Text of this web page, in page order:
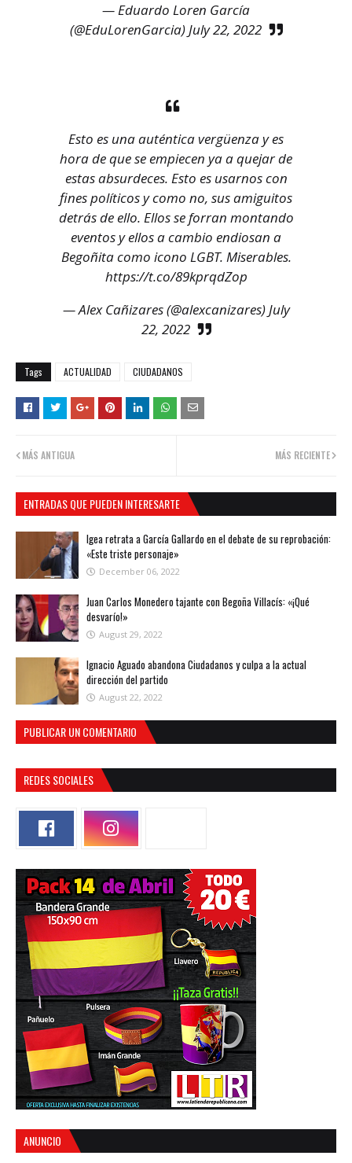
— Eduardo Loren García
(@EduLorenGarcia)July 22, 2022
Esto es una auténtica vergüenza y es
hora de que se empiecen ya a quejar de
estas absurdeces. Esto es usarnos con
fines políticos y como no, sus amiguitos
detrás de ello. Ellos se forran montando
eventos y ellos a cambio endiosan a
Begoñita como icono LGBT. Miserables.
https://t.co/89kprqdZop
— Alex Cañizares (@alexcanizares)July
22, 2022
Tags ACTUALIDAD CIUDADANOS
MÁS RECIENTE
MÁS ANTIGUA
ENTRADAS QUE PUEDEN INTERESARTE
Igea retrata a García Gallardo en el debate de su reprobación:
«Este triste personaje»
December 06, 2022
Juan Carlos Monedero tajante con Begoña Villacís: «¡Qué
desvarío!»
August 29, 2022
Ignacio Aguado abandona Ciudadanos y culpa a la actual
dirección del partido
August 22, 2022
PUBLICAR UN COMENTARIO
REDES SOCIALES
ANUNCIO